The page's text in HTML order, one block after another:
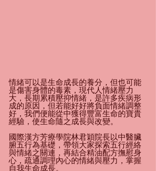
情緒可以是生命成長的養分，但也可能
是傷害身體的毒素，現代人情緒壓力
大，長期累積壓抑情緒，是許多疾病形
成的原因，但若能好好將負面情緒調整
好，我們便能從中獲得豐富生命的寶貴
經驗，使生命隨之成長與改變。
國際漢方芳療學院林君穎院長以中醫臟
腑五行為基礎，帶領大家探索五行經絡
與情緒之關連，再結合精油配方撫慰身
心，疏通調理內心的情緒與壓力，掌握
自我生命成長。